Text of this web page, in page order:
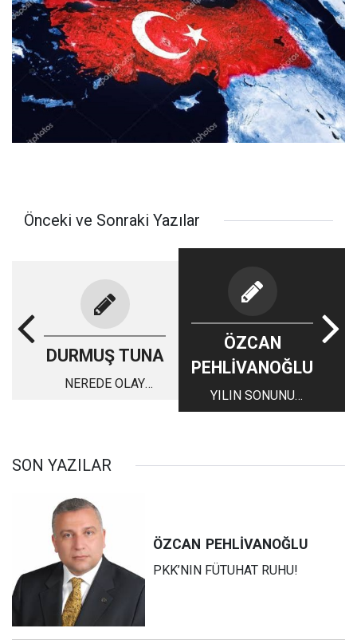
Önceki ve Sonraki Yazılar
DURMUŞ TUNA
NEREDE OLAY
ÖZCAN
PEHLİVANOĞLU
YILIN SONUNU
VEFASIZLIK İLE
SON YAZILAR
ÖZCAN PEHLİVANOĞLU
PKK’NIN FÜTUHAT RUHU!